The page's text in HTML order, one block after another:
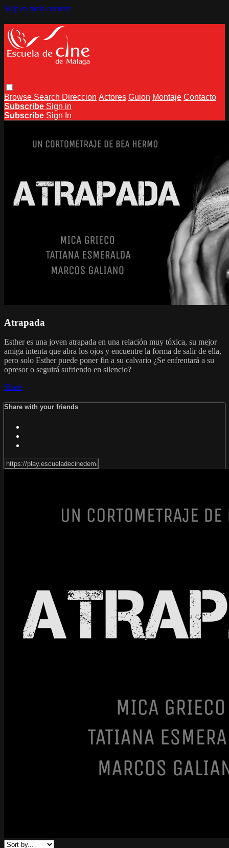
Skip to main content
Browse Search Direccion Actores Guion Montaje Contacto
Subscribe Sign in
Subscribe Sign In
Atrapada
Esther es una joven atrapada en una relación muy tóxica, su mejor
amiga intenta que abra los ojos y encuentre la forma de salir de ella,
pero solo Esther puede poner fin a su calvario ¿Se enfrentará a su
opresor o seguirá sufriendo en silencio?
Share
Share with your friends